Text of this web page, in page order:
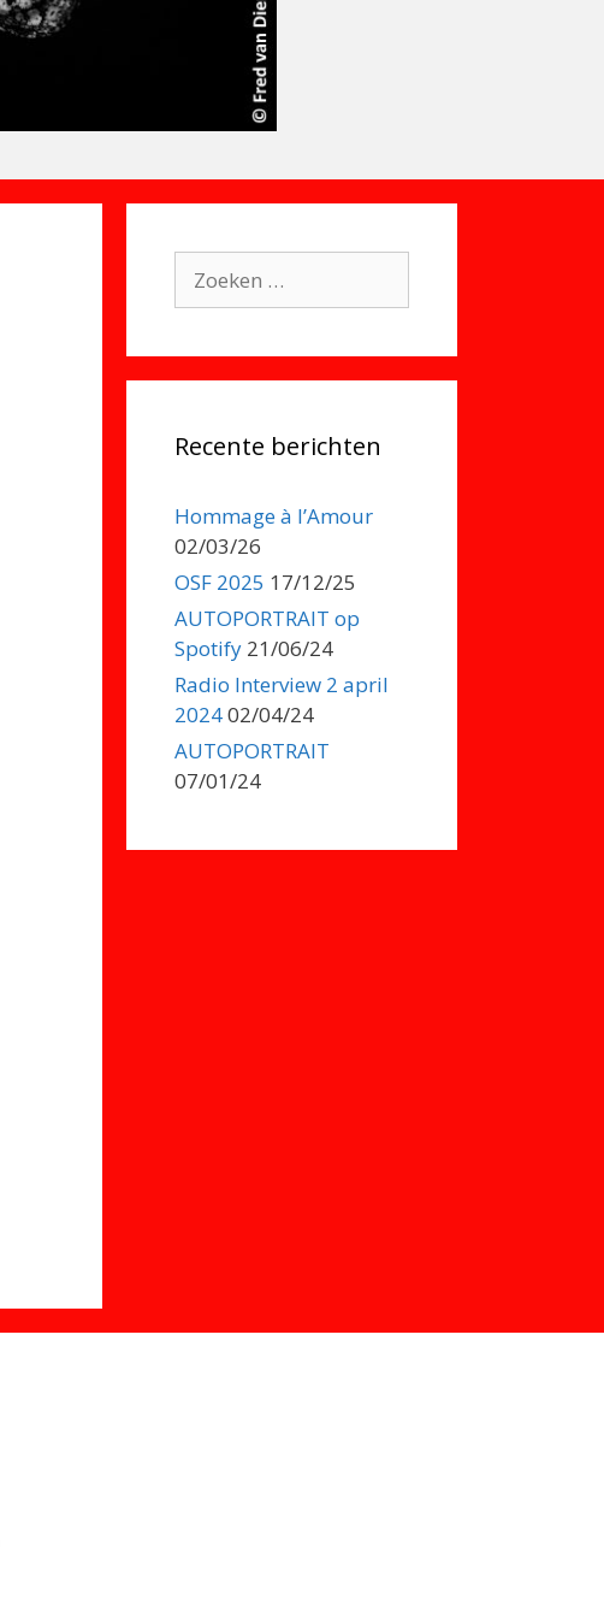
naar:
Recente berichten
Hommage à l’Amour
02/03/26
OSF 2025 17/12/25
AUTOPORTRAIT op
Spotify 21/06/24
Radio Interview 2 april
202402/04/24
AUTOPORTRAIT
07/01/24